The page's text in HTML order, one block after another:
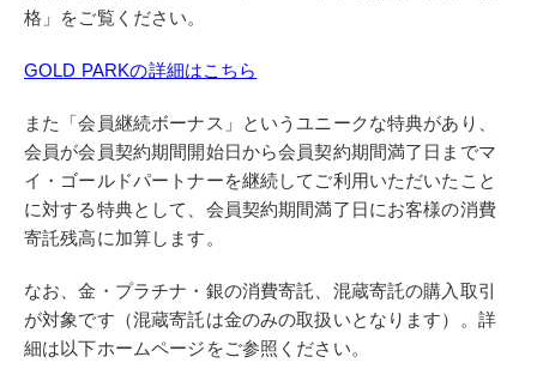
格」をご覧ください。
GOLD PARKの詳細はこちら
また「会員継続ボーナス」というユニークな特典があり、
会員が会員契約期間開始日から会員契約期間満了日までマ
イ・ゴールドパートナーを継続してご利用いただいたこと
に対する特典として、会員契約期間満了日にお客様の消費
寄託残高に加算します。
なお、金・プラチナ・銀の消費寄託、混蔵寄託の購入取引
が対象です（混蔵寄託は金のみの取扱いとなります）。詳
細は以下ホームページをご参照ください。